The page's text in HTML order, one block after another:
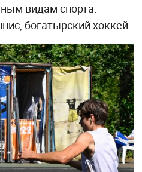
видам спорта.
богатырский хоккей.